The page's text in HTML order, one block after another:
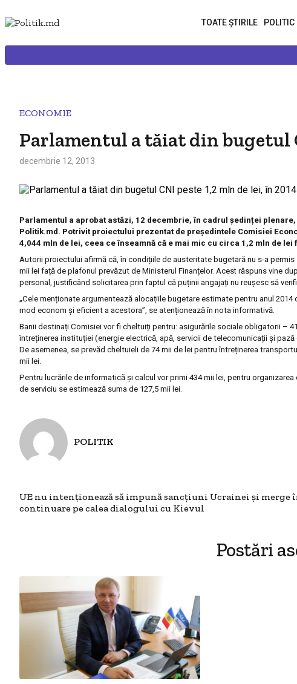
TOATE ȘTIRILE POLITIC
ECONOMIE
Parlamentul a tăiat din bugetul
decembrie 12, 2013
Parlamentul a aprobat astăzi, 12 decembrie, în cadrul ședinței
Politik.md. Potrivit proiectului prezentat de președintele Comisiei
4,044 mln de lei, ceea ce înseamnă că e mai mic cu circa 1,2 mln de lei
Autorii proiectului afirmă că, în condițiile de austeritate bugetară nu s-a
mii lei față de plafonul prevăzut de Ministerul Finanțelor. Acest răspuns vine
personal, justificând solicitarea prin faptul că puținii angajați nu reușesc să
„Cele menționate argumentează alocațiile bugetare estimate pentru anul
mod econom și eficient a acestora”, se atenționează în nota informativă.
Banii destinați Comisiei vor fi cheltuiți pentru: asigurările sociale obligatorii –
întreținerea instituției (energie electrică, apă, servicii de telecomunicații și
De asemenea, se prevăd cheltuieli de 74 mii de lei pentru întreținerea
mii lei.
Pentru lucrările de informatică și calcul vor primi 434 mii lei, pentru
de serviciu se estimează suma de 127,5 mii lei.
POLITIK
UE nu intenționează să impună sancțiuni Ucrainei și merge
continuare pe calea dialogului cu Kievul
Postări